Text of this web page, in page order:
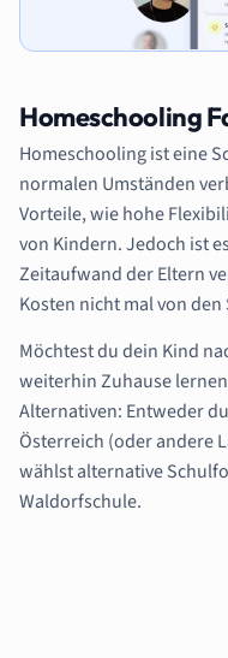
Homeschooling
Homeschooling ist eine
normalen Umständen
Vorteile, wie hohe
von Kindern. Jedoch ist
Zeitaufwand der Eltern
Kosten nicht mal von
Möchtest du dein Kind
weiterhin Zuhause
Alternativen: Entweder
Österreich (oder andere
wählst alternative
Waldorfschule.